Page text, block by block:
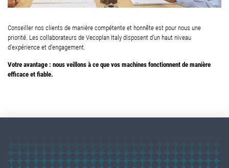
Conseiller nos clients de manière compétente et honnête est pour nous une
priorité. Les collaborateurs de Vecoplan Italy disposent d'un haut niveau
d'expérience et d'engagement.
Votre avantage : nous veillons à ce que vos machines fonctionnent de manière
efficace et fiable.